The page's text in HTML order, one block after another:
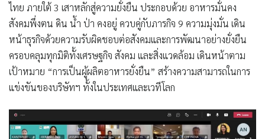
ไทย ภายใต้ 3 เสาหลักสู่ความยั่งยืน ประกอบด้วย อาหารมั่นคง
สังคมพึ่งตน ดิน น้ำ ป่า คงอยู่ ควบคู่กับภารกิจ 9 ความมุ่งมั่น เดิน
หน้าธุรกิจด้วยความรับผิดชอบต่อสังคมและการพัฒนาอย่างยั่งยืน
ครอบคลุมทุกมิติทั้งเศรษฐกิจ สังคม และสิ่งแวดล้อม เดินหน้าตาม
เป้าหมาย “การเป็นผู้ผลิตอาหารยั่งยืน” สร้างความสามารถในการ
แข่งขันของบริษัทฯ ทั้งในประเทศและเวทีโลก